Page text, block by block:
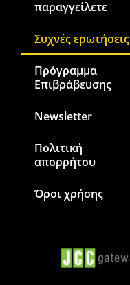
παραγγείλετε
Συχνές ερωτήσεις
Πρόγραμμα
Επιβράβευσης
Newsletter
Πολιτική
απορρήτου
Όροι χρήσης